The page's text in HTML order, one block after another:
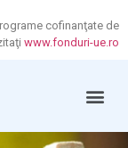
cofinanţate de
www.fonduri-ue.ro